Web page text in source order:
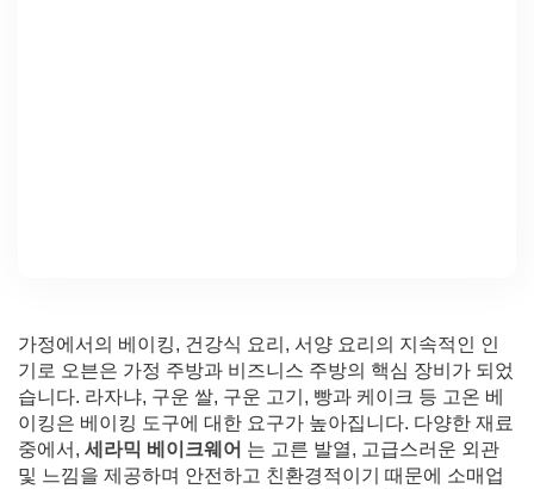
가정에서의 베이킹, 건강식 요리, 서양 요리의 지속적인 인
기로 오븐은 가정 주방과 비즈니스 주방의 핵심 장비가 되었
습니다. 라자냐, 구운 쌀, 구운 고기, 빵과 케이크 등 고온 베
이킹은 베이킹 도구에 대한 요구가 높아집니다. 다양한 재료
중에서, 세라믹 베이크웨어 는 고른 발열, 고급스러운 외관
및 느낌을 제공하며 안전하고 친환경적이기 때문에 소매업